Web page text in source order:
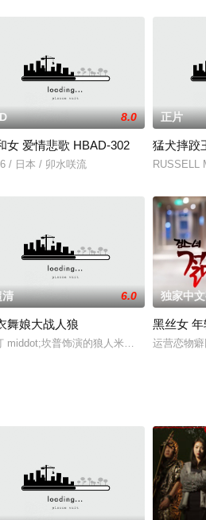
。本片以全新的手法，帶給觀眾一幕幕動
)将于8月2日开机。该片由斯塔西·马汀([敬
8.0
女 爱情悲歌 HBAD-302
/ 日本 / 卯水咲流
正片
猛犬摔跤
RUSSELL
仅作风大胆，对性事也十分渴望，慾求不
乔·迪阿马托导演，以日本香港演员及场地
清 6.0
舞娘大战人狼
middot;坎普饰演的狼人米基在一家托衣舞
独家中
黑丝女
运营恋物